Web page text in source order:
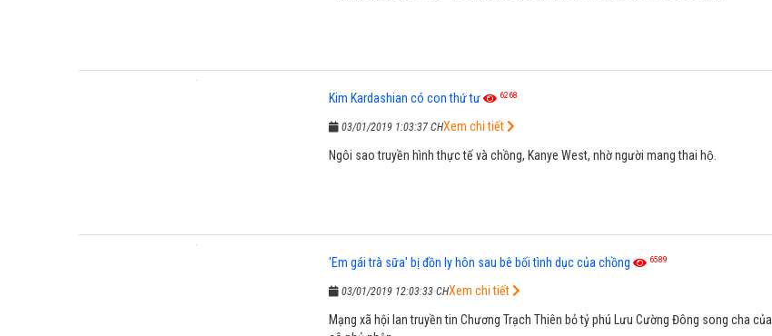
Kim Kardashian có con thứ tư 6268
03/01/2019 1:03:37 CH
Ngôi sao truyền hình thực tế và chồng, Kanye West, nhờ người mang thai hộ.
Xem chi tiết
'Em gái trà sữa' bị đồn ly hôn sau bê bối tình dục của chồng 6589
03/01/2019 12:03:33 CH
Mạng xã hội lan truyền tin Chương Trạch Thiên bỏ tỷ phú Lưu Cường Đông song cha của
Xem chi tiết